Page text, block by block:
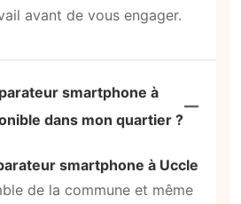
avant de vous engager.
smartphone à
dans mon quartier ?
smartphone à Uccle
de la commune et même